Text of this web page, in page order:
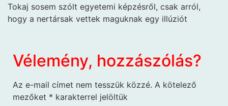
Tokaj sosem szólt egyetemi képzésről, csak arról,
hogy a nertársak vettek maguknak egy illúziót
Vélemény, hozzászólás?
Az e-mail címet nem tesszük közzé. A kötelező
mezőket * karakterrel jelöltük